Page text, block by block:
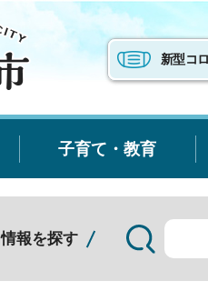
新型コ
子育て・教育
情報を探す